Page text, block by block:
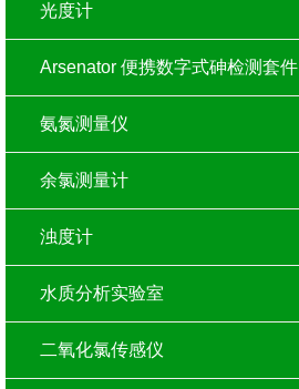
光度计
Arsenator 便携数字式砷检测套件
氨氮测量仪
余氯测量计
浊度计
水质分析实验室
二氧化氯传感仪